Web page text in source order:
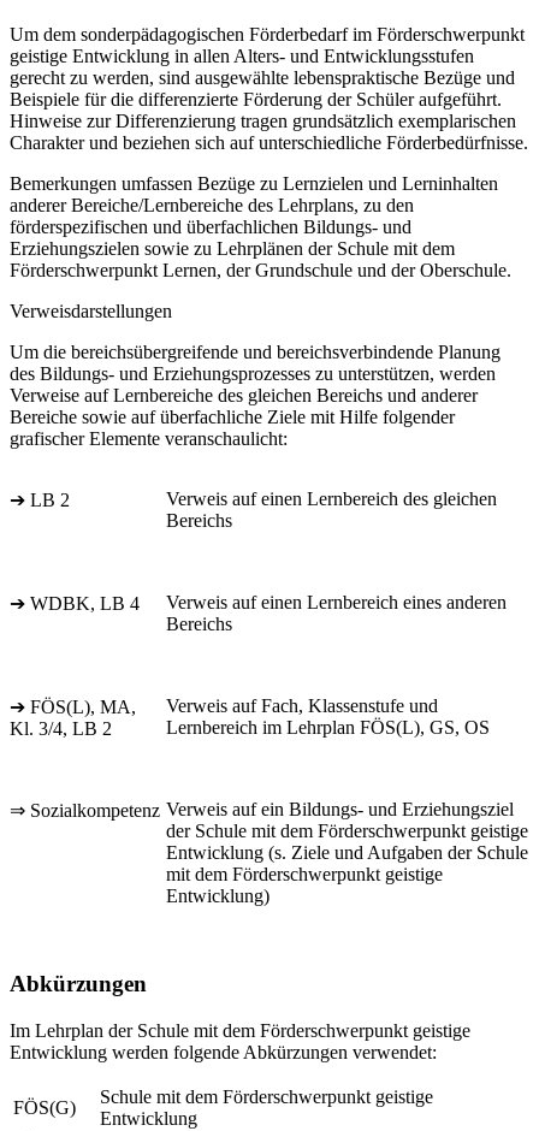
Um dem sonderpädagogischen Förderbedarf im Förderschwerpunkt
geistige Entwicklung in allen Alters- und Entwicklungsstufen
gerecht zu werden, sind ausgewählte lebenspraktische Bezüge und
Beispiele für die differenzierte Förderung der Schüler aufgeführt.
Hinweise zur Differenzierung tragen grundsätzlich exemplarischen
Charakter und beziehen sich auf unterschiedliche Förderbedürfnisse.
Bemerkungen umfassen Bezüge zu Lernzielen und Lerninhalten
anderer Bereiche/Lernbereiche des Lehrplans, zu den
förderspezifischen und überfachlichen Bildungs- und
Erziehungszielen sowie zu Lehrplänen der Schule mit dem
Förderschwerpunkt Lernen, der Grundschule und der Oberschule.
Verweisdarstellungen
Um die bereichsübergreifende und bereichsverbindende Planung
des Bildungs- und Erziehungsprozesses zu unterstützen, werden
Verweise auf Lernbereiche des gleichen Bereichs und anderer
Bereiche sowie auf überfachliche Ziele mit Hilfe folgender
grafischer Elemente veranschaulicht:
➔ LB 2
Verweis auf einen Lernbereich des gleichen
Bereichs
➔ WDBK, LB 4
Verweis auf einen Lernbereich eines anderen
Bereichs
➔ FÖS(L), MA,
Kl. 3/4, LB 2
Verweis auf Fach, Klassenstufe und
Lernbereich im Lehrplan FÖS(L), GS, OS
⇒ Sozialkompetenz Verweis auf ein Bildungs- und Erziehungsziel
der Schule mit dem Förderschwerpunkt geistige
Entwicklung (s. Ziele und Aufgaben der Schule
mit dem Förderschwerpunkt geistige
Entwicklung)
Abkürzungen
Im Lehrplan der Schule mit dem Förderschwerpunkt geistige
Entwicklung werden folgende Abkürzungen verwendet:
FÖS(G)
Schule mit dem Förderschwerpunkt geistige
Entwicklung